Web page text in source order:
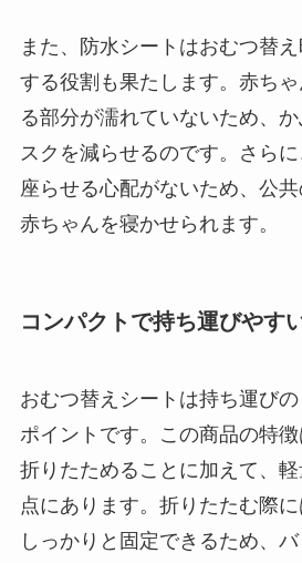
また、防水シートはおむつ替
する役割も果たします。赤ち
る部分が濡れていないため、
スクを減らせるのです。さら
座らせる心配がないため、公
赤ちゃんを寝かせられます。
コンパクトで持ち運びやす
おむつ替えシートは持ち運び
ポイントです。この商品の特
折りたためることに加えて、
点にあります。折りたたむ際
しっかりと固定できるため、